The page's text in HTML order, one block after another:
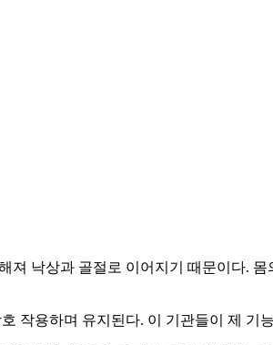
낙상과 골절로 이어지기 때문이다.
작용하며 유지된다. 이 기관들이 제 기